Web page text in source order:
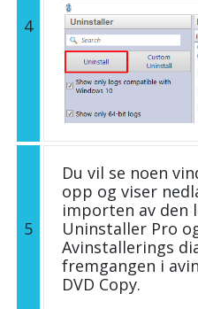
4
5
Du vil se noen
opp og viser
importen av den
Uninstaller Pro
Avinstallerings
fremgangen i
DVD Copy.